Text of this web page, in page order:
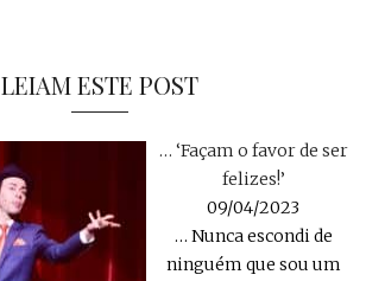
LEIAM ESTE POST
… ‘Façam o favor de ser
felizes!’
09/04/2023
… Nunca escondi de
ninguém que sou um